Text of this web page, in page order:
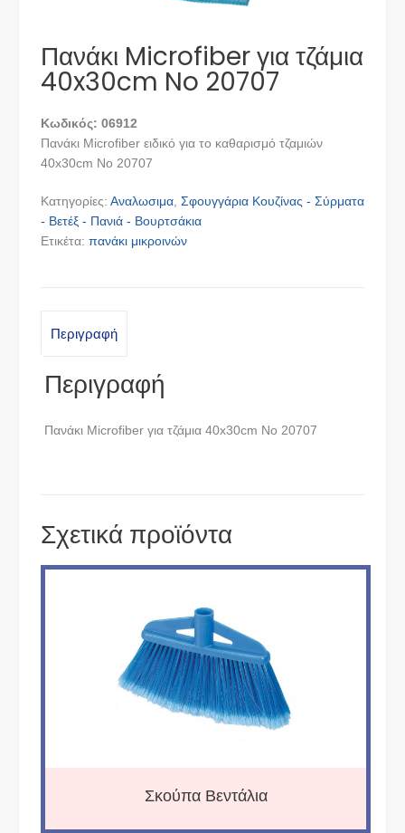
Πανάκι Microfiber για τζάμια
40x30cm No 20707
Κωδικός: 06912
Πανάκι Microfiber ειδικό για το καθαρισμό τζαμιών
40x30cm No 20707
Κατηγορίες: Αναλωσιμα, Σφουγγάρια Κουζίνας - Σύρματα
- Βετέξ - Πανιά - Βουρτσάκια
Ετικέτα: πανάκι μικροινών
Περιγραφή
Περιγραφή
Πανάκι Microfiber για τζάμια 40x30cm No 20707
Σχετικά προϊόντα
Σκούπα Βεντάλια